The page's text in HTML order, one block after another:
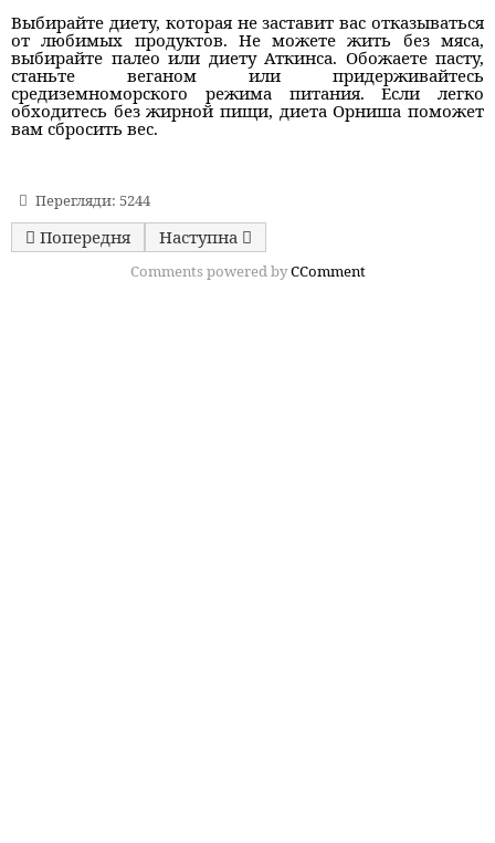
Выбирайте диету, которая не заставит вас отказываться
от любимых продуктов. Не можете жить без мяса,
выбирайте палео или диету Аткинса. Обожаете пасту,
станьте веганом или придерживайтесь
средиземноморского режима питания. Если легко
обходитесь без жирной пищи, диета Орниша поможет
вам сбросить вес.
Перегляди: 5244
Попередня стаття: Почему не получается заснуть и как
Попередня Наступна стаття: Суперпродукты,
Наступна
Comments powered byCComment